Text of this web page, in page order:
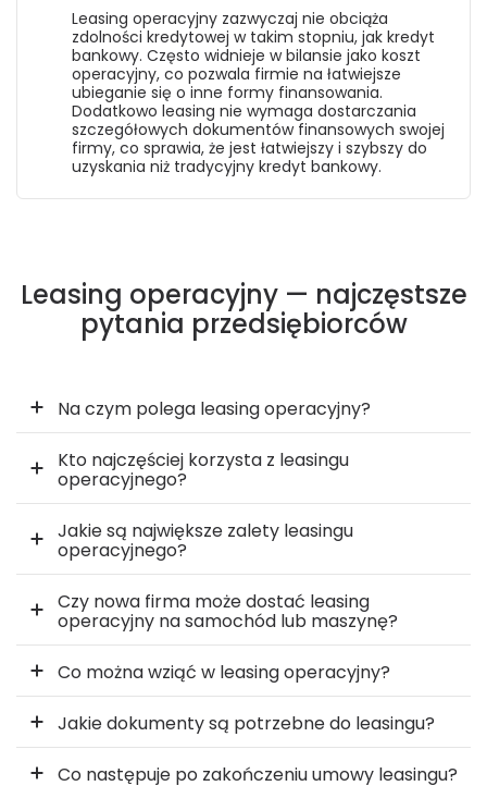
Leasing operacyjny zazwyczaj nie obciąża
zdolności kredytowej w takim stopniu, jak kredyt
bankowy. Często widnieje w bilansie jako koszt
operacyjny, co pozwala firmie na łatwiejsze
ubieganie się o inne formy finansowania.
Dodatkowo leasing nie wymaga dostarczania
szczegółowych dokumentów finansowych swojej
firmy, co sprawia, że jest łatwiejszy i szybszy do
uzyskania niż tradycyjny kredyt bankowy.
Leasing operacyjny — najczęstsze
pytania przedsiębiorców
Na czym polega leasing operacyjny?
Kto najczęściej korzysta z leasingu
operacyjnego?
Jakie są największe zalety leasingu
operacyjnego?
Czy nowa firma może dostać leasing
operacyjny na samochód lub maszynę?
Co można wziąć w leasing operacyjny?
Jakie dokumenty są potrzebne do leasingu?
Co następuje po zakończeniu umowy leasingu?